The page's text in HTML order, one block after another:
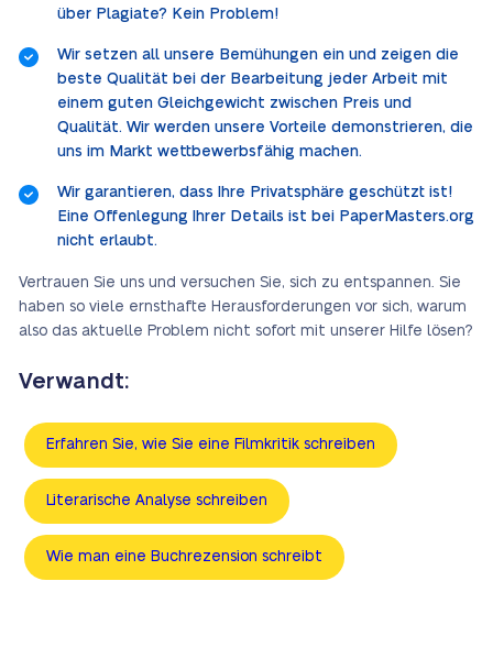
über Plagiate? Kein Problem!
Wir setzen all unsere Bemühungen ein und zeigen die
beste Qualität bei der Bearbeitung jeder Arbeit mit
einem guten Gleichgewicht zwischen Preis und
Qualität. Wir werden unsere Vorteile demonstrieren, die
uns im Markt wettbewerbsfähig machen.
Wir garantieren, dass Ihre Privatsphäre geschützt ist!
Eine Offenlegung Ihrer Details ist bei PaperMasters.org
nicht erlaubt.
Vertrauen Sie uns und versuchen Sie, sich zu entspannen. Sie
haben so viele ernsthafte Herausforderungen vor sich, warum
also das aktuelle Problem nicht sofort mit unserer Hilfe lösen?
Verwandt:
Erfahren Sie, wie Sie eine Filmkritik schreiben
Literarische Analyse schreiben
Wie man eine Buchrezension schreibt